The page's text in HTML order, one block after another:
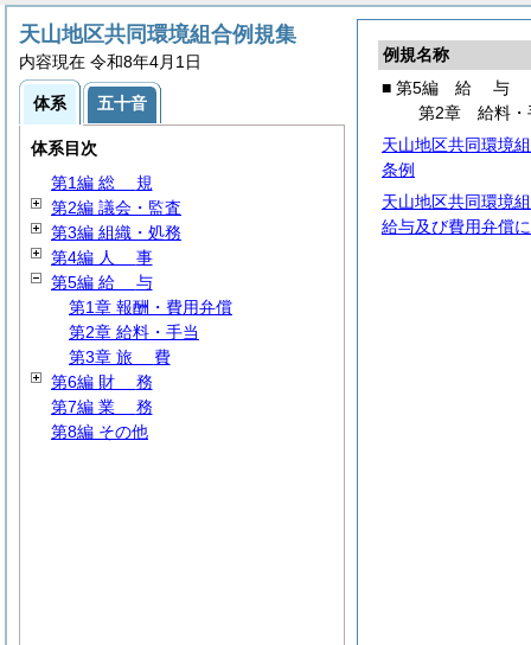
例規名称
■ 第5編 給 与
第2章 給料・
天山地区共同環境
条例
天山地区共同環境
給与及び費用弁償
天山地区共同環境組合例規集
内容現在 令和8年4月1日
体系 五十音
体系目次
第1編 総 規
第2編 議会・監査
第3編 組織・処務
第4編 人 事
第5編 給 与
第1章 報酬・費用弁償
第2章 給料・手当
第3章 旅 費
第6編 財 務
第7編 業 務
第8編 その他